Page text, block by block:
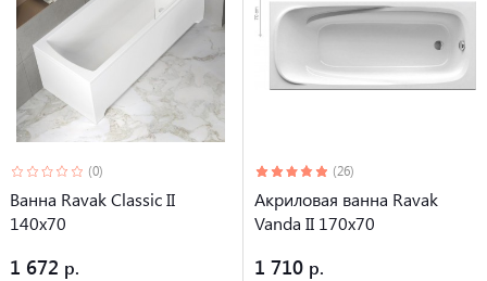
(0)
Ванна Ravak Classic II
140x70
1 672
(26)
Акриловая ванна Ravak
Vanda II 170x70
1 710